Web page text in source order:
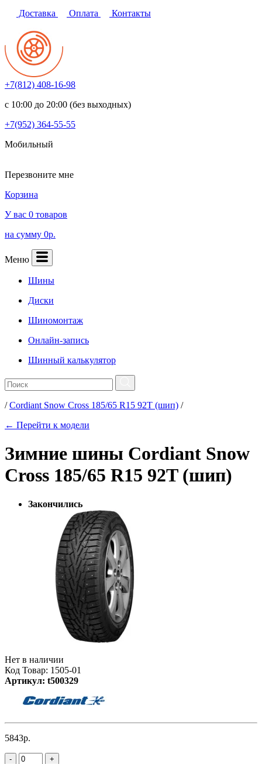
Доставка Оплата Контакты
+7(812) 408-16-98
с 10:00 до 20:00 (без выходных)
+7(952) 364-55-55
Мобильный
Перезвоните мне
Корзина
У вас 0 товаров
на сумму 0р.
Меню
Шины
Диски
Шиномонтаж
Онлайн-запись
Шинный калькулятор
/Cordiant Snow Cross 185/65 R15 92T (шип) /
← Перейти к модели
Зимние шины Cordiant Snow
Cross 185/65 R15 92T (шип)
Закончились
Нет в наличии
Код Товар: 1505-01
Артикул: t500329
5843р.
- +